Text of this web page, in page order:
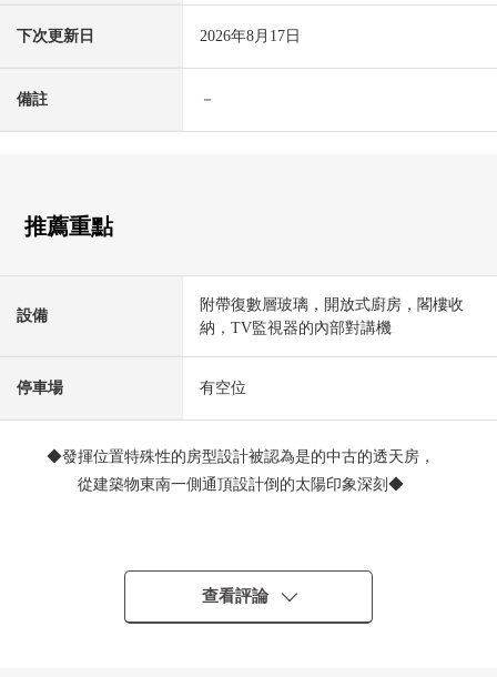
下次更新日 2026年8月17日
備註 －
推薦重點
設備
附帶復數層玻璃，開放式廚房，閣樓收
納，TV監視器的內部對講機
停車場 有空位
◆發揮位置特殊性的房型設計被認為是的中古的透天房，
從建築物東南一側通頂設計倒的太陽印象深刻◆
的寬鬆的土地◇
◆各門采用"高門"，在室內空間帶來擴大和開放感覺的精選
查看評論